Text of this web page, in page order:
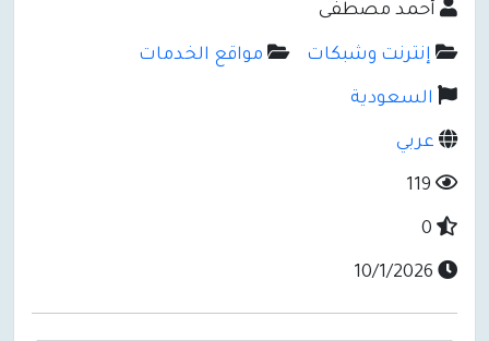
أحمد مصطفى
إنترنت وشبكات مواقع الخدمات
السعودية
عربي